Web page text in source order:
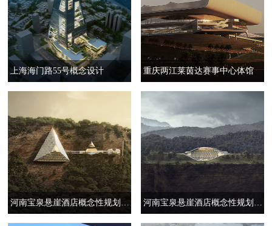
上海海门路55号概念设计 重庆两江莱茵达赛事中心体馆